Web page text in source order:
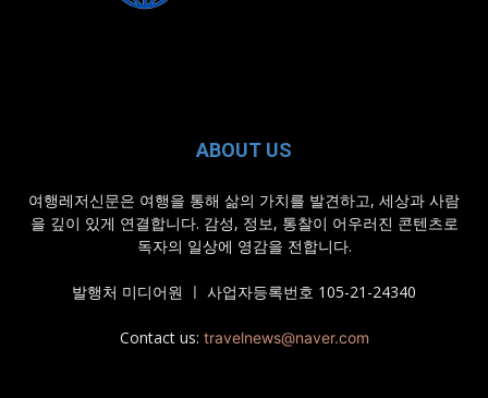
ABOUT US
여행레저신문은 여행을 통해 삶의 가치를 발견하고, 세상과 사람
을 깊이 있게 연결합니다. 감성, 정보, 통찰이 어우러진 콘텐츠로
독자의 일상에 영감을 전합니다.
발행처 미디어원 ㅣ 사업자등록번호 105-21-24340
Contact us: travelnews@naver.com